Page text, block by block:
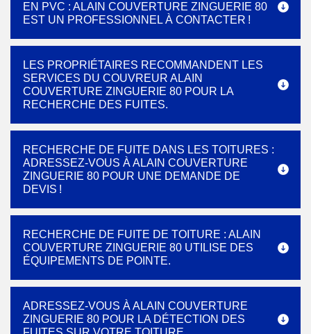
EN PVC : ALAIN COUVERTURE ZINGUERIE 80
EST UN PROFESSIONNEL À CONTACTER !
LES PROPRIÉTAIRES RECOMMANDENT LES
SERVICES DU COUVREUR ALAIN
COUVERTURE ZINGUERIE 80 POUR LA
RECHERCHE DES FUITES.
RECHERCHE DE FUITE DANS LES TOITURES :
ADRESSEZ-VOUS À ALAIN COUVERTURE
ZINGUERIE 80 POUR UNE DEMANDE DE
DEVIS !
RECHERCHE DE FUITE DE TOITURE : ALAIN
COUVERTURE ZINGUERIE 80 UTILISE DES
ÉQUIPEMENTS DE POINTE.
ADRESSEZ-VOUS À ALAIN COUVERTURE
ZINGUERIE 80 POUR LA DÉTECTION DES